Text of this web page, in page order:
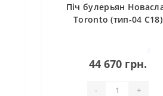
Піч булерьян
Toronto (тип-04 С18)
44 670 грн.
- +